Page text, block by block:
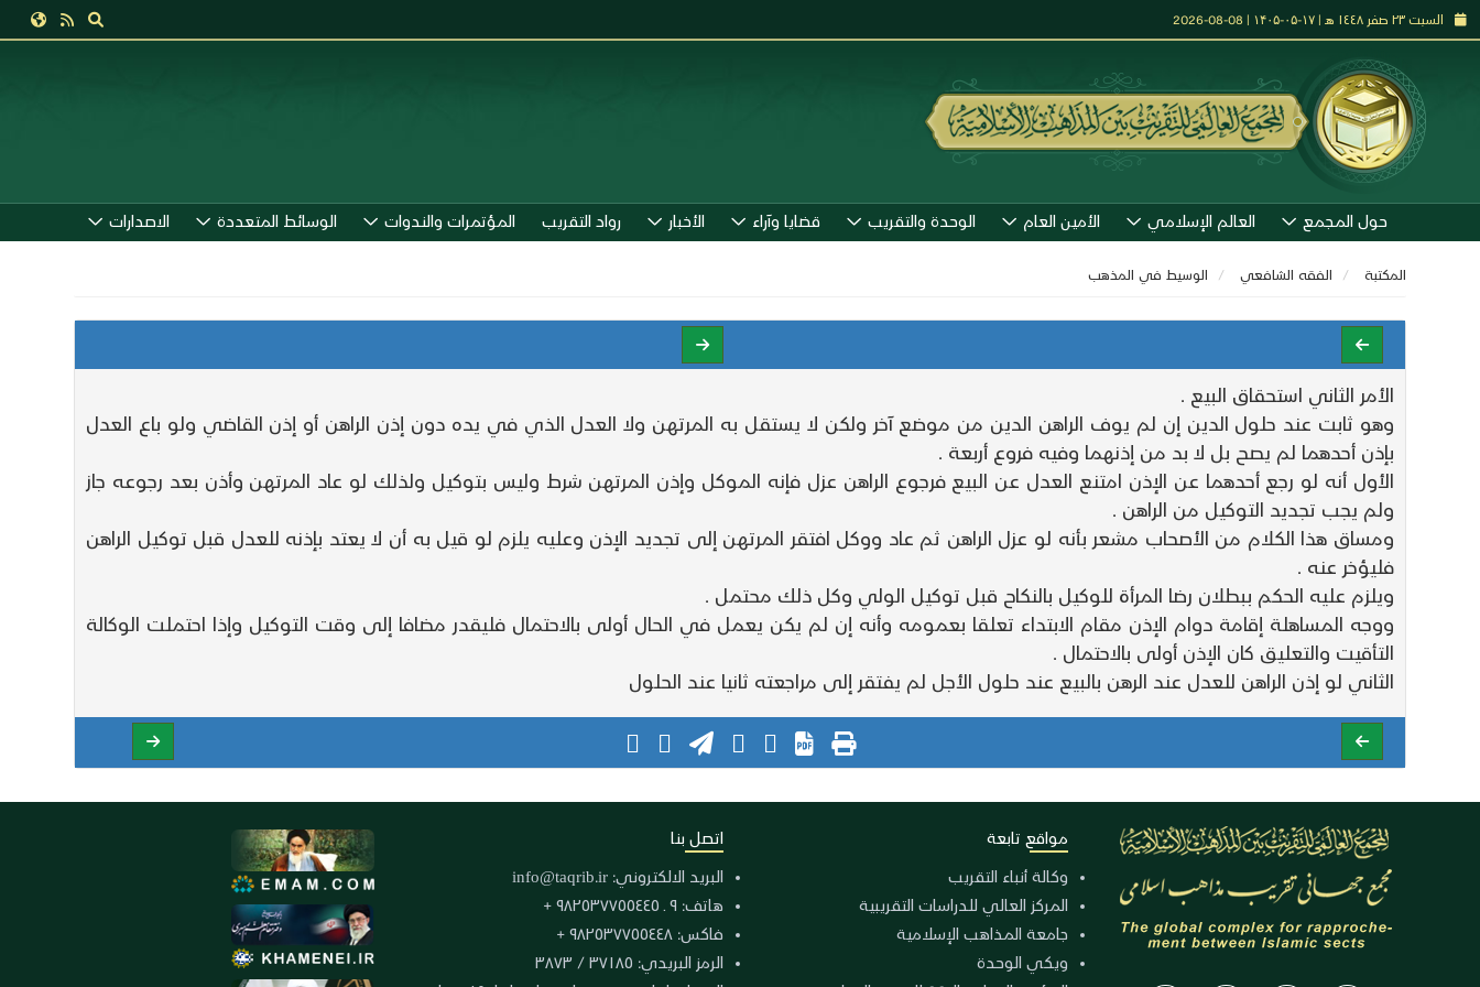
السبت ٢٣ صفر ١٤٤٨ هـ | ۱۷-۰۵-۱۴۰۵ | 08-08-2026
حول المجمع العالم الإسلامي الأمين العام الوحدة والتقريب قضايا وآراء الأخبار رواد التقريب المؤتمرات والندوات الوسائط المتعددة الاصدارات
المكتبة الفقه الشافعي الوسيط في المذهب
الأمر الثاني استحقاق البيع .
وهو ثابت عند حلول الدين إن لم يوف الراهن الدين من موضع آخر ولكن لا يستقل به المرتهن ولا العدل الذي في يده دون إذن الراهن أو إذن القاضي ولو باع العدل
بإذن أحدهما لم يصح بل لا بد من إذنهما وفيه فروع أربعة .
الأول أنه لو رجع أحدهما عن الإذن امتنع العدل عن البيع فرجوع الراهن عزل فإنه الموكل وإذن المرتهن شرط وليس بتوكيل ولذلك لو عاد المرتهن وأذن بعد رجوعه جاز
ولم يجب تجديد التوكيل من الراهن .
ومساق هذا الكلام من الأصحاب مشعر بأنه لو عزل الراهن ثم عاد ووكل افتقر المرتهن إلى تجديد الإذن وعليه يلزم لو قيل به أن لا يعتد بإذنه للعدل قبل توكيل الراهن
فليؤخر عنه .
ويلزم عليه الحكم ببطلان رضا المرأة للوكيل بالنكاح قبل توكيل الولي وكل ذلك محتمل .
ووجه المساهلة إقامة دوام الإذن مقام الابتداء تعلقا بعمومه وأنه إن لم يكن يعمل في الحال أولى بالاحتمال فليقدر مضافا إلى وقت التوكيل وإذا احتملت الوكالة
التأقيت والتعليق كان الإذن أولى بالاحتمال .
الثاني لو إذن الراهن للعدل عند الرهن بالبيع عند حلول الأجل لم يفتقر إلى مراجعته ثانيا عند الحلول
مواقع تابعة
وكالة أنباء التقريب
المركز العالي للدراسات التقريبية
جامعة المذاهب الإسلامية
ويكي الوحدة
اتصل بنا
البريد الالكتروني: info@taqrib.ir
هاتف: ٩ ـ ٩٨٢٥٣٧٧٥٥٤٤٥ +
فاكس: ٩٨٢٥٣٧٧٥٥٤٤٨ +
الرمز البريدي: ٣٧١٨٥ / ٣٨٧٣